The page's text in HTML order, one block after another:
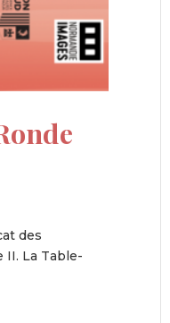
des
II. La Table-